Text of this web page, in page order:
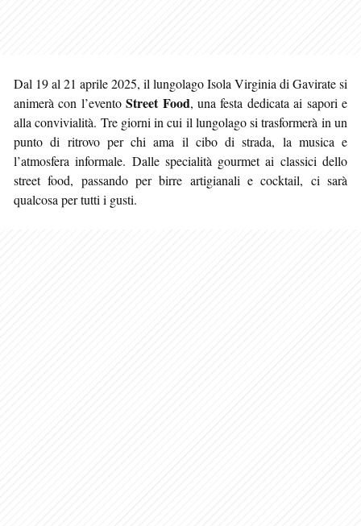
Dal 19 al 21 aprile 2025, il lungolago Isola Virginia di Gavirate si
animerà con l’eventoStreet Food, una festa dedicata ai sapori e
alla convivialità. Tre giorni in cui il lungolago si trasformerà in un
punto di ritrovo per chi ama il cibo di strada, la musica e
l’atmosfera informale. Dalle specialità gourmet ai classici dello
street food, passando per birre artigianali e cocktail, ci sarà
qualcosa per tutti i gusti.